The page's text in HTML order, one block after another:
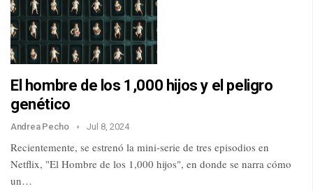
El hombre de los 1,000 hijos y el peligro
genético
Andrea Pecho Jul 8, 2024
Recientemente, se estrenó la mini-serie de tres episodios en
Netflix, "El Hombre de los 1,000 hijos", en donde se narra cómo
un…